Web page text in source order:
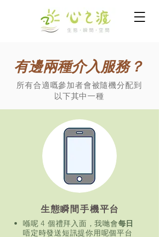
有邊兩種介入服務？
所有合適嘅參加者會被隨機分配到
以下其中一種
生態瞬間手機平台
喺呢 4 個禮拜入面，我哋會每日
唔定時發送短訊提你用呢個平台